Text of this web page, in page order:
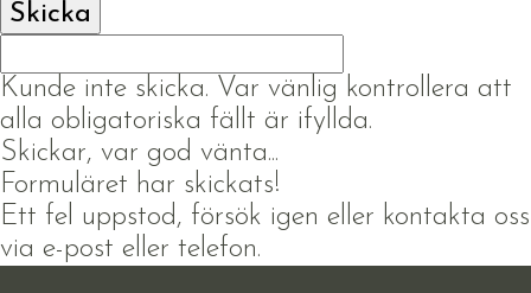
Kunde inte skicka. Var vänlig kontrollera att
alla obligatoriska fällt är ifyllda.
Skickar, var god vänta...
Formuläret har skickats!
Ett fel uppstod, försök igen eller kontakta oss
via e-post eller telefon.